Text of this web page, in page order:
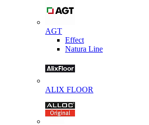
AGT
Effect
Natura Line
ALIX FLOOR